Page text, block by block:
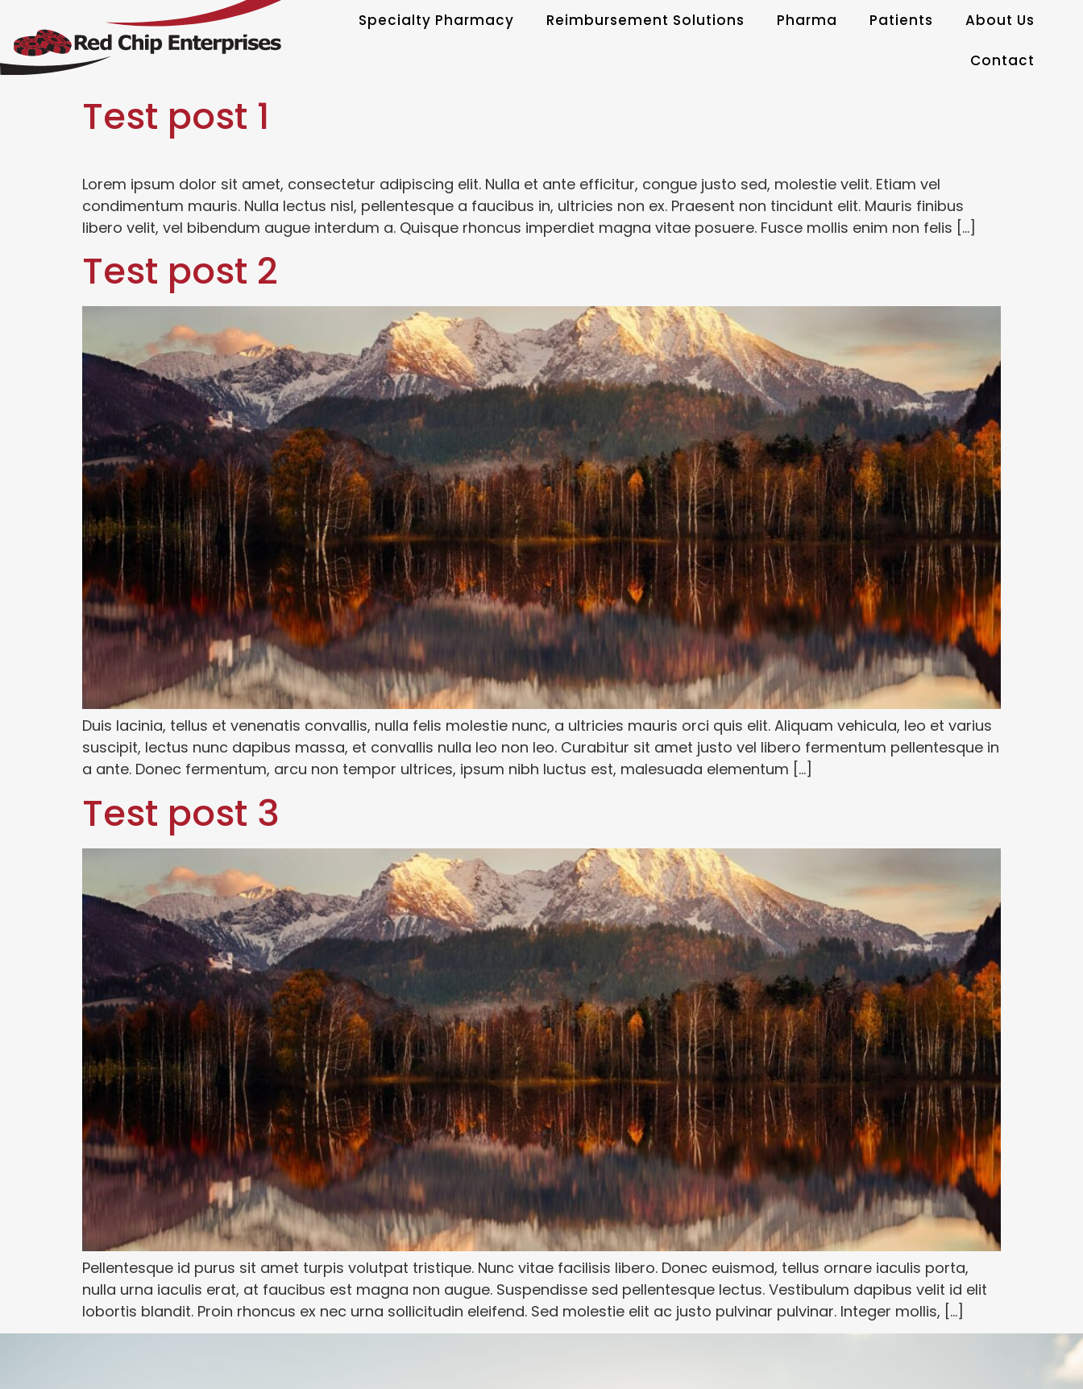
Specialty Pharmacy Reimbursement Solutions Pharma Patients About Us
Contact
Test post 1
Lorem ipsum dolor sit amet, consectetur adipiscing elit. Nulla et ante efficitur, congue justo sed, molestie velit. Etiam vel
condimentum mauris. Nulla lectus nisl, pellentesque a faucibus in, ultricies non ex. Praesent non tincidunt elit. Mauris finibus
libero velit, vel bibendum augue interdum a. Quisque rhoncus imperdiet magna vitae posuere. Fusce mollis enim non felis […]
Test post 2
Duis lacinia, tellus et venenatis convallis, nulla felis molestie nunc, a ultricies mauris orci quis elit. Aliquam vehicula, leo et varius
suscipit, lectus nunc dapibus massa, et convallis nulla leo non leo. Curabitur sit amet justo vel libero fermentum pellentesque in
a ante. Donec fermentum, arcu non tempor ultrices, ipsum nibh luctus est, malesuada elementum […]
Test post 3
Pellentesque id purus sit amet turpis volutpat tristique. Nunc vitae facilisis libero. Donec euismod, tellus ornare iaculis porta,
nulla urna iaculis erat, at faucibus est magna non augue. Suspendisse sed pellentesque lectus. Vestibulum dapibus velit id elit
lobortis blandit. Proin rhoncus ex nec urna sollicitudin eleifend. Sed molestie elit ac justo pulvinar pulvinar. Integer mollis, […]